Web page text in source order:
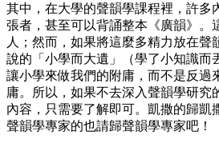
其中，在大學的聲韻學課程裡，許多
張者，甚至可以背誦整本《廣韻》。
人；然而，如果將這麼多精力放在聲
說的「小學而大遺」（學了小知識而
讓小學來做我們的附庸，而不是反過
庸。所以，如果不去深入聲韻學研究
內容，只需要了解即可。凱撒的歸凱
聲韻學專家的也請歸聲韻學專家吧！